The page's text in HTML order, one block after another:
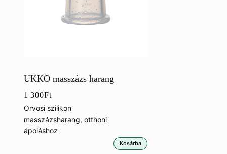
UKKO masszázs harang
1 300Ft
Orvosi szilikon
masszázsharang, otthoni
ápoláshoz
Kosárba